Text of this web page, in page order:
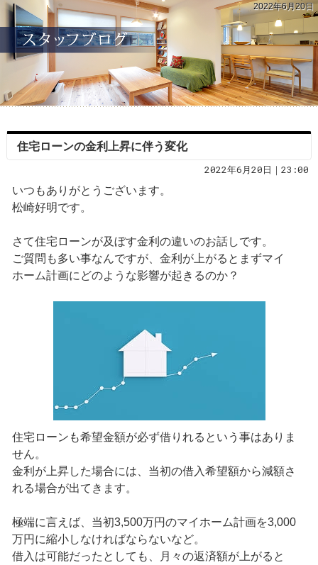
2022年6月20日
住宅ローンの金利上昇に伴う変化
2022年6月20日｜23:00
いつもありがとうございます。
松崎好明です。
さて住宅ローンが及ぼす金利の違いのお話しです。
ご質問も多い事なんですが、金利が上がるとまずマイ
ホーム計画にどのような影響が起きるのか？
住宅ローンも希望金額が必ず借りれるという事はありま
せん。
金利が上昇した場合には、当初の借入希望額から減額さ
れる場合が出てきます。
極端に言えば、当初3,500万円のマイホーム計画を3,000
万円に縮小しなければならないなど。
借入は可能だったとしても、月々の返済額が上がると